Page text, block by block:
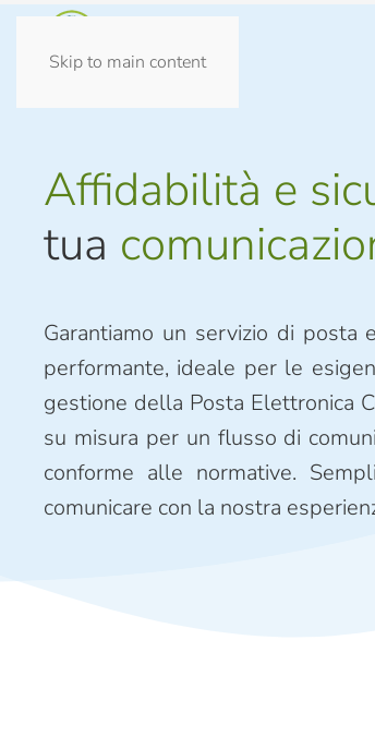
Skip to main content
Affidabilità e
tua
Garantiamo un servizio di posta
performante, ideale per le
gestione della Posta Elettronica
su misura per un flusso di
conforme alle normative.
comunicare con la nostra